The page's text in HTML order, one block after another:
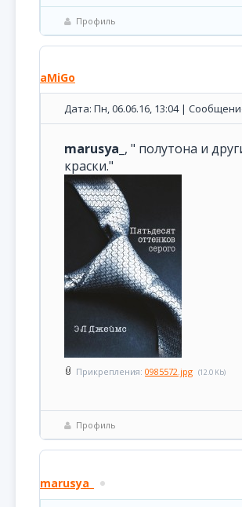
Профиль
aMiGo
Дата: Пн, 06.06.16, 13:04 |
marusya_ , " полутона и
краски."
Прикрепления: 0985572.jpg (12.0 Kb)
Профиль
marusya_